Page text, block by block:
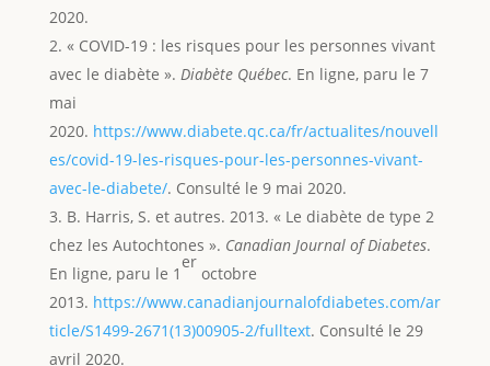
2020.
« COVID-19 : les risques pour les personnes vivant
avec le diabète ». Diabète Québec. En ligne, paru le 7
mai
2020. https://www.diabete.qc.ca/fr/actualites/nouvell
es/covid-19-les-risques-pour-les-personnes-vivant-
avec-le-diabete/. Consulté le 9 mai 2020.
B. Harris, S. et autres. 2013. « Le diabète de type 2
chez les Autochtones ». Canadian Journal of Diabetes.
En ligne, paru le 1
er
octobre
2013. https://www.canadianjournalofdiabetes.com/ar
ticle/S1499-2671(13)00905-2/fulltext. Consulté le 29
avril 2020.